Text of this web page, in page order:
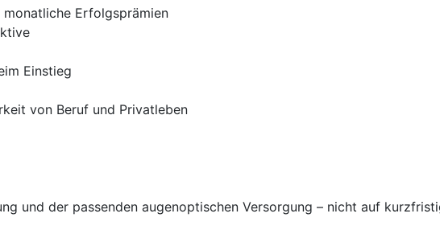
Erfolgsprämien
Einstieg
von Beruf und Privatleben
und der passenden augenoptischen Versorgung – nicht auf